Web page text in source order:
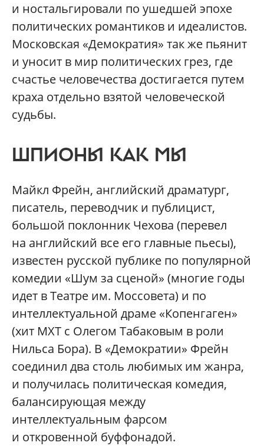
и ностальгировали по ушедшей эпохе
политических романтиков и идеалистов.
Московская «Демократия» так же пьянит
и уносит в мир политических грез, где
счастье человечества достигается путем
краха отдельно взятой человеческой
судьбы.
ШПИОНЫ КАК МЫ
Майкл Фрейн, английский драматург,
писатель, переводчик и публицист,
большой поклонник Чехова (перевел
на английский все его главные пьесы),
известен русской публике по популярной
комедии «Шум за сценой» (многие годы
идет в Театре им. Моссовета) и по
интеллектуальной драме «Копенгаген»
(хит МХТ с Олегом Табаковым в роли
Нильса Бора). В «Демократии» Фрейн
соединил два столь любимых им жанра,
и получилась политическая комедия,
балансирующая между
интеллектуальным фарсом
и откровенной буффонадой.